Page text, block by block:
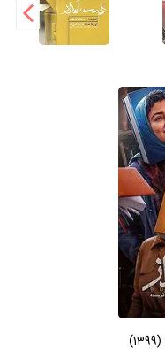
(1399)